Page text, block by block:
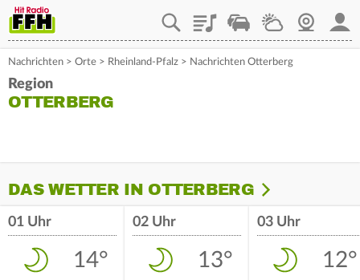
PlaylistStaupilotWetterWebcam
Nachrichten > Orte > Rheinland-Pfalz > Nachrichten Otterberg
Region
OTTERBERG
DAS WETTER IN OTTERBERG
01 Uhr
14°
02 Uhr
13°
03 Uhr
12°